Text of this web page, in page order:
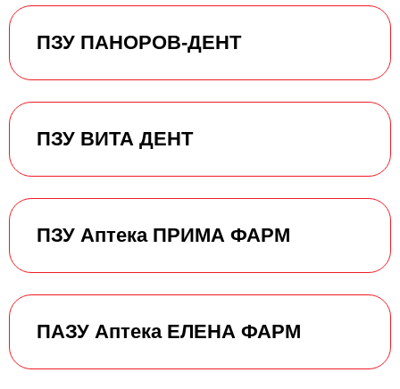
ПЗУ ПАНОРОВ-ДЕНТ
ПЗУ ВИТА ДЕНТ
ПЗУ Аптека ПРИМА ФАРМ
ПАЗУ Аптека ЕЛЕНА ФАРМ